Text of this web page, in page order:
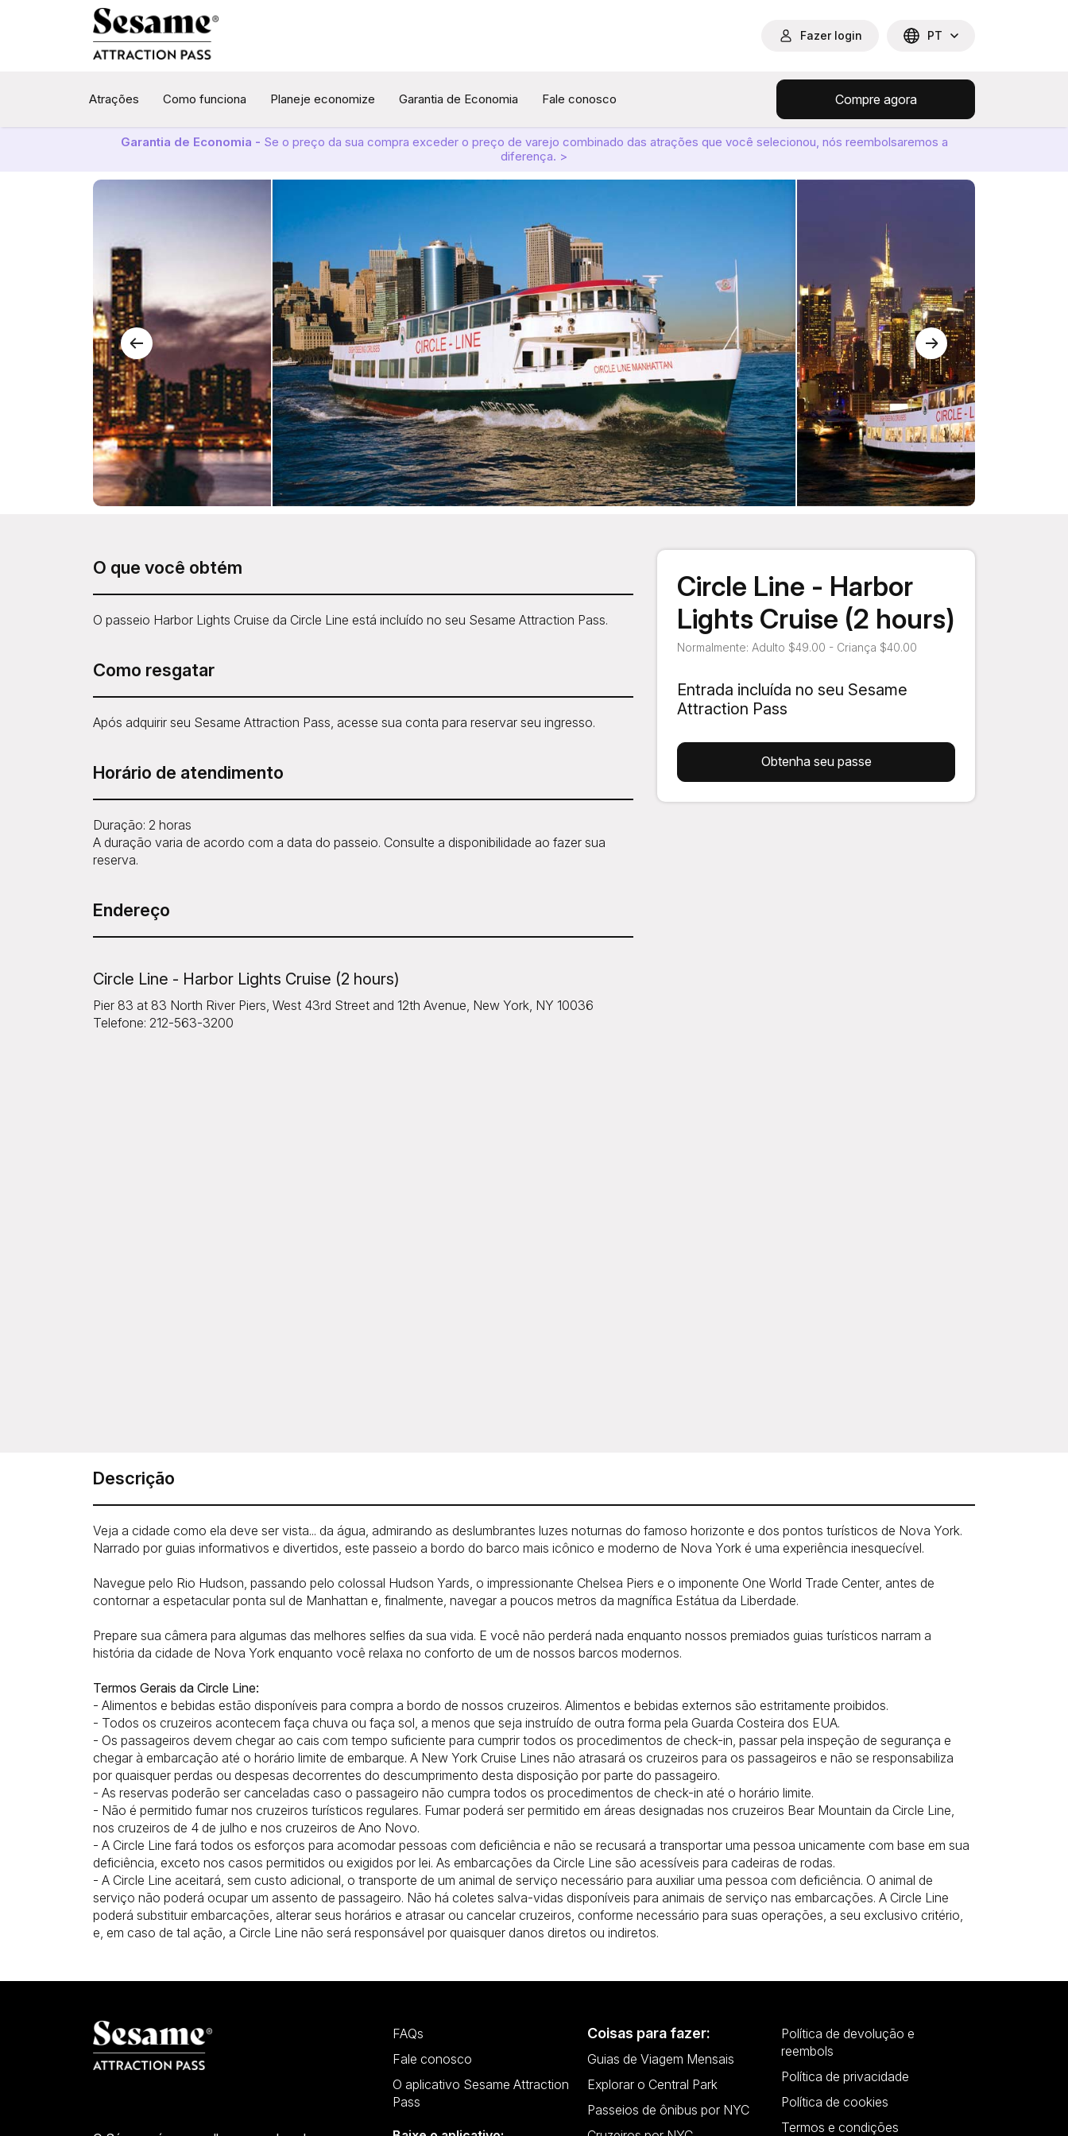
Fazer login PT
Atrações Como funciona Planeje economize Garantia de Economia Fale conosco Compre agora
Garantia de Economia - Se o preço da sua compra exceder o preço de varejo combinado das atrações que você selecionou, nós reembolsaremos a
diferença. >
Circle Line - Harbor
Lights Cruise (2 hours)
Normalmente: Adulto $49.00 - Criança $40.00
Entrada incluída no seu Sesame
Attraction Pass
Obtenha seu passe
O que você obtém
O passeio Harbor Lights Cruise da Circle Line está incluído no seu Sesame Attraction Pass.
Como resgatar
Após adquirir seu Sesame Attraction Pass, acesse sua conta para reservar seu ingresso.
Horário de atendimento
Duração: 2 horas
A duração varia de acordo com a data do passeio. Consulte a disponibilidade ao fazer sua
reserva.
Endereço
Circle Line - Harbor Lights Cruise (2 hours)
Pier 83 at 83 North River Piers, West 43rd Street and 12th Avenue, New York, NY 10036
Telefone: 212-563-3200
Descrição
Veja a cidade como ela deve ser vista... da água, admirando as deslumbrantes luzes noturnas do famoso horizonte e dos pontos turísticos de Nova York.
Narrado por guias informativos e divertidos, este passeio a bordo do barco mais icônico e moderno de Nova York é uma experiência inesquecível.
Navegue pelo Rio Hudson, passando pelo colossal Hudson Yards, o impressionante Chelsea Piers e o imponente One World Trade Center, antes de
contornar a espetacular ponta sul de Manhattan e, finalmente, navegar a poucos metros da magnífica Estátua da Liberdade.
Prepare sua câmera para algumas das melhores selfies da sua vida. E você não perderá nada enquanto nossos premiados guias turísticos narram a
história da cidade de Nova York enquanto você relaxa no conforto de um de nossos barcos modernos.
Termos Gerais da Circle Line:
- Alimentos e bebidas estão disponíveis para compra a bordo de nossos cruzeiros. Alimentos e bebidas externos são estritamente proibidos.
- Todos os cruzeiros acontecem faça chuva ou faça sol, a menos que seja instruído de outra forma pela Guarda Costeira dos EUA.
- Os passageiros devem chegar ao cais com tempo suficiente para cumprir todos os procedimentos de check-in, passar pela inspeção de segurança e
chegar à embarcação até o horário limite de embarque. A New York Cruise Lines não atrasará os cruzeiros para os passageiros e não se responsabiliza
por quaisquer perdas ou despesas decorrentes do descumprimento desta disposição por parte do passageiro.
- As reservas poderão ser canceladas caso o passageiro não cumpra todos os procedimentos de check-in até o horário limite.
- Não é permitido fumar nos cruzeiros turísticos regulares. Fumar poderá ser permitido em áreas designadas nos cruzeiros Bear Mountain da Circle Line,
nos cruzeiros de 4 de julho e nos cruzeiros de Ano Novo.
- A Circle Line fará todos os esforços para acomodar pessoas com deficiência e não se recusará a transportar uma pessoa unicamente com base em sua
deficiência, exceto nos casos permitidos ou exigidos por lei. As embarcações da Circle Line são acessíveis para cadeiras de rodas.
- A Circle Line aceitará, sem custo adicional, o transporte de um animal de serviço necessário para auxiliar uma pessoa com deficiência. O animal de
serviço não poderá ocupar um assento de passageiro. Não há coletes salva-vidas disponíveis para animais de serviço nas embarcações. A Circle Line
poderá substituir embarcações, alterar seus horários e atrasar ou cancelar cruzeiros, conforme necessário para suas operações, a seu exclusivo critério,
e, em caso de tal ação, a Circle Line não será responsável por quaisquer danos diretos ou indiretos.
FAQs
Fale conosco
O aplicativo Sesame Attraction
Pass
Coisas para fazer:
Guias de Viagem Mensais
Explorar o Central Park
Passeios de ônibus por NYC
Política de devolução e
reembols
Política de privacidade
Política de cookies
Termos e condições